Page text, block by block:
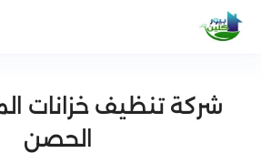
شركة تنظيف خزانات
الحصن